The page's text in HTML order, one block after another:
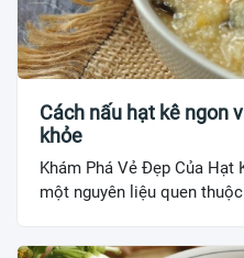
Cách nấu hạt kê ngon
khỏe
Khám Phá Vẻ Đẹp Của Hạt
một nguyên liệu quen